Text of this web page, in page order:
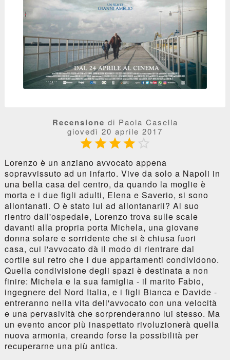
Recensione di Paola Casella
giovedì 20 aprile 2017
 
Lorenzo è un anziano avvocato appena
sopravvissuto ad un infarto. Vive da solo a Napoli in
una bella casa del centro, da quando la moglie è
morta e i due figli adulti, Elena e Saverio, si sono
allontanati. O è stato lui ad allontanarli? Al suo
rientro dall'ospedale, Lorenzo trova sulle scale
davanti alla propria porta Michela, una giovane
donna solare e sorridente che si è chiusa fuori
casa, cui l'avvocato dà il modo di rientrare dal
cortile sul retro che i due appartamenti condividono.
Quella condivisione degli spazi è destinata a non
finire: Michela e la sua famiglia - il marito Fabio,
ingegnere del Nord Italia, e i figli Bianca e Davide -
entreranno nella vita dell'avvocato con una velocità
e una pervasività che sorprenderanno lui stesso. Ma
un evento ancor più inaspettato rivoluzionerà quella
nuova armonia, creando forse la possibilità per
recuperarne una più antica.